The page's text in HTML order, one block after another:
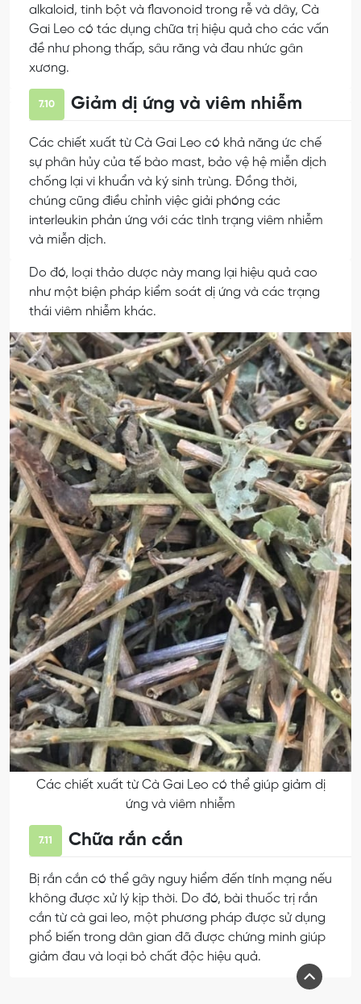
alkaloid, tinh bột và flavonoid trong rễ và dây, Cà
Gai Leo có tác dụng chữa trị hiệu quả cho các vấn
đề như phong thấp, sâu răng và đau nhức gân
xương.
7.10 Giảm dị ứng và viêm nhiễm
Các chiết xuất từ Cà Gai Leo có khả năng ức chế
sự phân hủy của tế bào mast, bảo vệ hệ miễn dịch
chống lại vi khuẩn và ký sinh trùng. Đồng thời,
chúng cũng điều chỉnh việc giải phóng các
interleukin phản ứng với các tình trạng viêm nhiễm
và miễn dịch.
Do đó, loại thảo dược này mang lại hiệu quả cao
như một biện pháp kiểm soát dị ứng và các trạng
thái viêm nhiễm khác.
Các chiết xuất từ Cà Gai Leo có thể giúp giảm dị
ứng và viêm nhiễm
7.11 Chữa rắn cắn
Bị rắn cắn có thể gây nguy hiểm đến tính mạng nếu
không được xử lý kịp thời. Do đó, bài thuốc trị rắn
cắn từ cà gai leo, một phương pháp được sử dụng
phổ biến trong dân gian đã được chứng minh giúp
giảm đau và loại bỏ chất độc hiệu quả.